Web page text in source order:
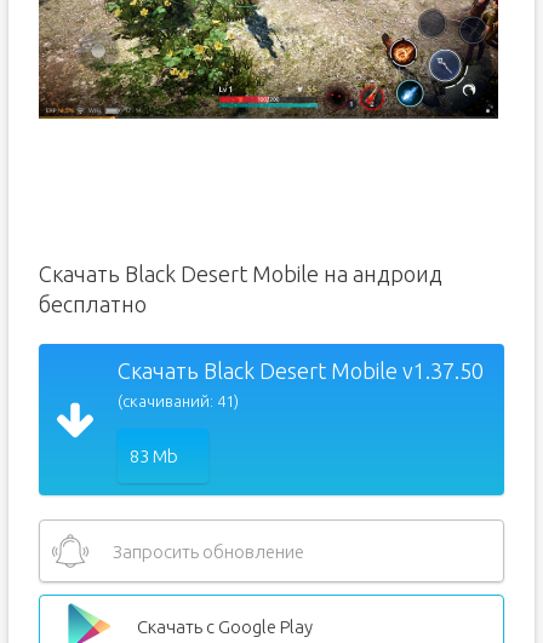
Скачать Black Desert Mobile на андроид
бесплатно
Скачать Black Desert Mobile v1.37.50
(скачиваний: 41)
83 Mb
Запросить обновление
Скачать с Google Play